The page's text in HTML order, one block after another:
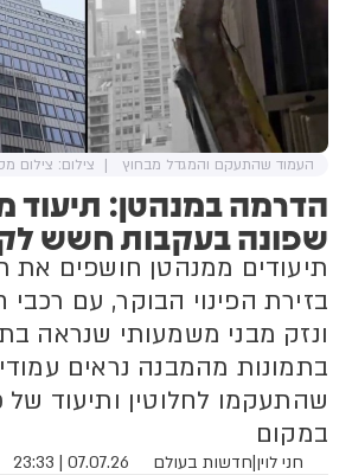
הדרמה במנהטן: תיעוד
שפונה בעקבות חשש
תיעודים ממנהטן חושפים את
בזירת הפינוי הבוקר, עם רכבי
ונזק מבני משמעותי שנראה
בתמונות מהמבנה נראים
שהתעקמו לחלוטין ותיעוד של
במקום
חני לוין|חדשות בעולם 07.07.26 | 23:33
העמוד שהתעקם והמגדל מבחוץ צילום: צילום